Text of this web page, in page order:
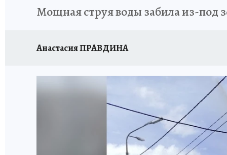
ЗАПОВЕДНАЯ РОССИЯ СЧАСТЬЕ В СЕМЬЕ
Мощная струя воды забила из-под
Анастасия ПРАВДИНА